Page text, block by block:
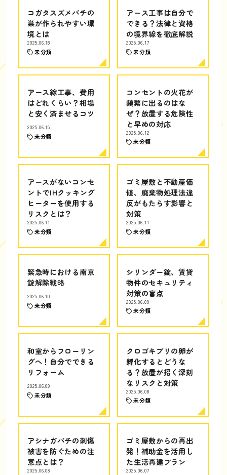
コガタスズメバチの
巣が作られやすい環
境とは
2025.06.18
未分類
アース工事は自分で
できる？法律と資格
の境界線を徹底解説
2025.06.17
未分類
アース線工事、費用
はどれくらい？相場
と安く済ませるコツ
2025.06.15
未分類
コンセントの火花が
頻繁に出るのはな
ぜ？放置する危険性
と早めの対応
2025.06.12
未分類
アースがないコンセ
ントでIHクッキング
ヒーターを使用する
リスクとは？
2025.06.11
未分類
ゴミ屋敷と不動産価
値、廃棄物処理法違
反がもたらす影響と
対策
2025.06.11
未分類
緊急時における南京
錠解除戦略
2025.06.10
未分類
シリンダー錠、賃貸
物件のセキュリティ
対策の盲点
2025.06.09
未分類
和室からフローリン
グへ！自分でできる
リフォーム
2025.06.09
未分類
クロゴキブリの卵が
孵化するとどうな
る？放置が招く深刻
なリスクと対策
2025.06.08
未分類
アシナガバチの刺傷
被害を防ぐための注
意点とは？
2025.06.08
ゴミ屋敷からの再出
発！補助金を活用し
た生活再建プラン
2025.06.07